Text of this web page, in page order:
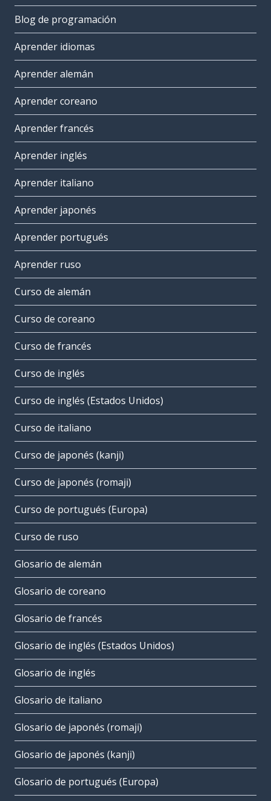
Blog de programación
Aprender idiomas
Aprender alemán
Aprender coreano
Aprender francés
Aprender inglés
Aprender italiano
Aprender japonés
Aprender portugués
Aprender ruso
Curso de alemán
Curso de coreano
Curso de francés
Curso de inglés
Curso de inglés (Estados Unidos)
Curso de italiano
Curso de japonés (kanji)
Curso de japonés (romaji)
Curso de portugués (Europa)
Curso de ruso
Glosario de alemán
Glosario de coreano
Glosario de francés
Glosario de inglés (Estados Unidos)
Glosario de inglés
Glosario de italiano
Glosario de japonés (romaji)
Glosario de japonés (kanji)
Glosario de portugués (Europa)